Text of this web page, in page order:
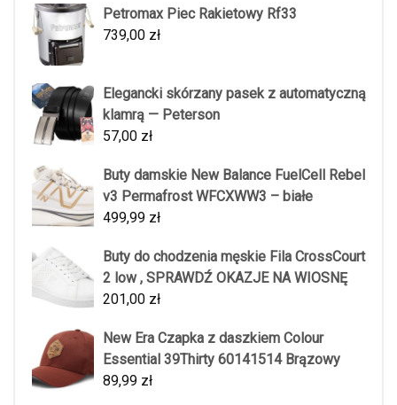
Petromax Piec Rakietowy Rf33
739,00 zł
Elegancki skórzany pasek z automatyczną
klamrą — Peterson
57,00 zł
Buty damskie New Balance FuelCell Rebel
v3 Permafrost WFCXWW3 – białe
499,99 zł
Buty do chodzenia męskie Fila CrossCourt
2 low , SPRAWDŹ OKAZJE NA WIOSNĘ
201,00 zł
New Era Czapka z daszkiem Colour
Essential 39Thirty 60141514 Brązowy
89,99 zł